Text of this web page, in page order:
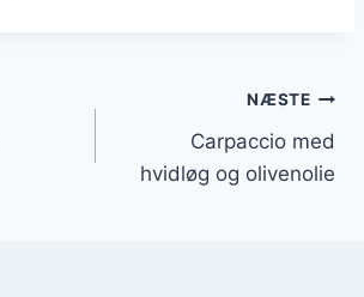
NÆSTE
Carpaccio med
hvidløg og olivenolie